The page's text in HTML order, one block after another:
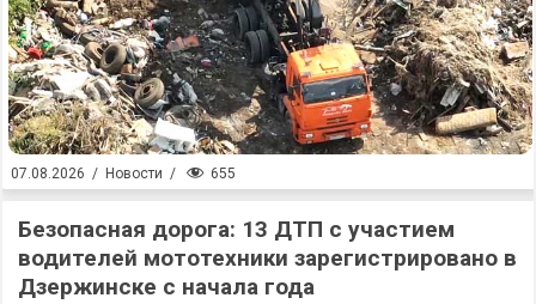
07.08.2026 / Новости / 655
Безопасная дорога: 13 ДТП с участием
водителей мототехники зарегистрировано в
Дзержинске с начала года